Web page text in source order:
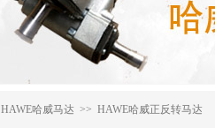
HAWE哈威马达 >> HAWE哈威正反转马达